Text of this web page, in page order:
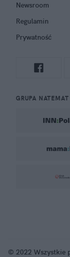
Newsroom
Regulamin
Prywatność
GRUPA NATEMAT
© 2022 Wszystkie